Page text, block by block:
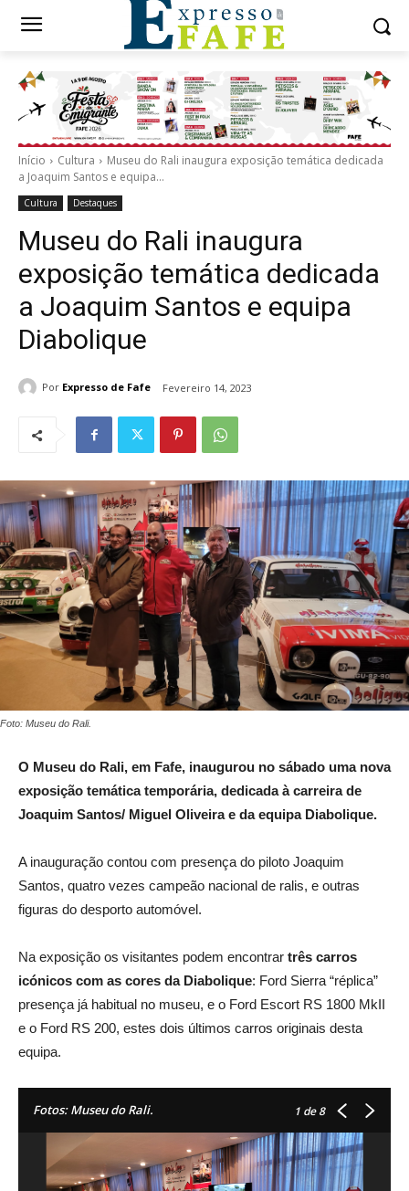
Início Cultura
Museu do Rali inaugura exposição temática dedicada
a Joaquim Santos e equipa...
Cultura Destaques
Museu do Rali inaugura
exposição temática dedicada
a Joaquim Santos e equipa
Diabolique
Por Expresso de Fafe Fevereiro 14, 2023
Foto: Museu do Rali.
O Museu do Rali, em Fafe, inaugurou no sábado uma nova
exposição temática temporária, dedicada à carreira de
Joaquim Santos/ Miguel Oliveira e da equipa Diabolique.
A inauguração contou com presença do piloto Joaquim
Santos, quatro vezes campeão nacional de ralis, e outras
figuras do desporto automóvel.
Na exposição os visitantes podem encontrar três carros
icónicos com as cores da Diabolique: Ford Sierra “réplica”
presença já habitual no museu, e o Ford Escort RS 1800 MkII
e o Ford RS 200, estes dois últimos carros originais desta
equipa.
Fotos: Museu do Rali. 1 de 8